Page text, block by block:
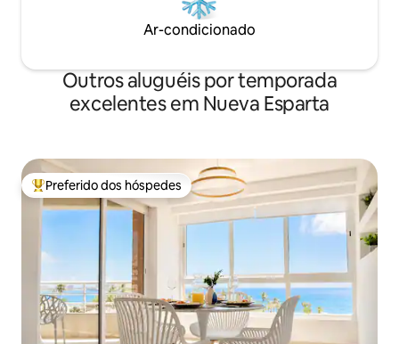
Ar-condicionado
Outros aluguéis por temporada
excelentes em Nueva Esparta
Entre os melhores preferidos dos hóspedes
Preferido dos hóspedes